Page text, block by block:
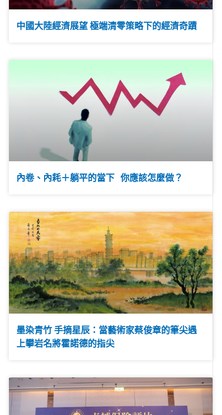
中國大陸經濟展望 極端清零策略下的經濟奇蹟
內卷、內耗＋躺平的當下 你應該怎麼做？
墨染青竹 手摘星辰：當藝術家蔡俊章的筆尖遇
上攀岩名將霍諾德的指尖